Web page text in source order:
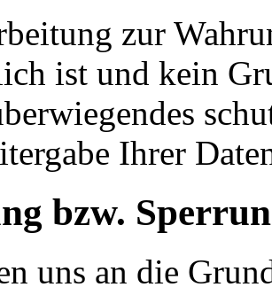
zur
ist und kein
Ihrer
bzw.
uns an die